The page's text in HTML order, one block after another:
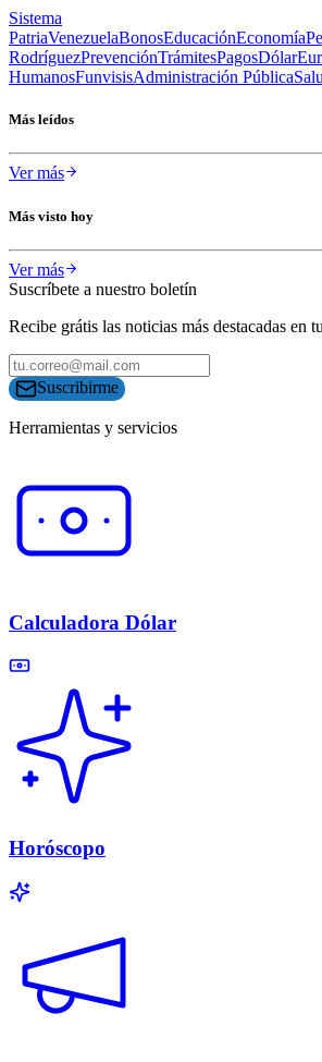
Sistema
PatriaVenezuelaBonosEducaciónEconomía
RodríguezPrevenciónTrámitesPagosDólar
HumanosFunvisisAdministración Pública
Más leídos
Ver más
Más visto hoy
Ver más
Suscríbete a nuestro boletín
Recibe grátis las noticias más destacadas en
Suscribirme
Herramientas y servicios
Calculadora Dólar
Horóscopo